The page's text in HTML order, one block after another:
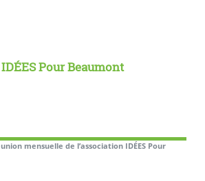
IDÉES Pour Beaumont
mensuelle de l’association IDÉES Pour